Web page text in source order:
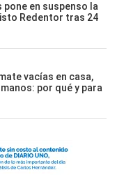
pone en suspenso la
Redentor tras 24
vacías en casa,
por qué y para